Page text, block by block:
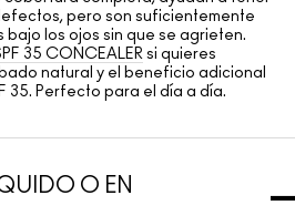
pero son suficientemente
bajo los ojos sin que se agrieten.
35 CONCEALER si quieres
natural y el beneficio adicional
35. Perfecto para el día a día.
O EN